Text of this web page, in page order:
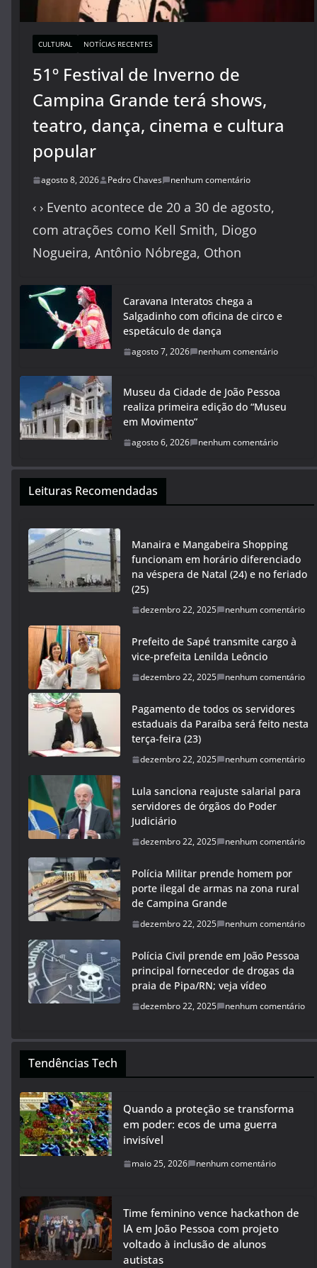
CULTURAL NOTÍCIAS RECENTES
51º Festival de Inverno de
Campina Grande terá shows,
teatro, dança, cinema e cultura
popular
agosto 8, 2026 Pedro Chaves nenhum comentário
‹ › Evento acontece de 20 a 30 de agosto,
com atrações como Kell Smith, Diogo
Nogueira, Antônio Nóbrega, Othon
Caravana Interatos chega a
Salgadinho com oficina de circo e
espetáculo de dança
agosto 7, 2026 nenhum comentário
Museu da Cidade de João Pessoa
realiza primeira edição do “Museu
em Movimento”
agosto 6, 2026 nenhum comentário
Leituras Recomendadas
Manaira e Mangabeira Shopping
funcionam em horário diferenciado
na véspera de Natal (24) e no feriado
(25)
dezembro 22, 2025 nenhum comentário
Prefeito de Sapé transmite cargo à
vice-prefeita Lenilda Leôncio
dezembro 22, 2025 nenhum comentário
Pagamento de todos os servidores
estaduais da Paraíba será feito nesta
terça-feira (23)
dezembro 22, 2025 nenhum comentário
Lula sanciona reajuste salarial para
servidores de órgãos do Poder
Judiciário
dezembro 22, 2025 nenhum comentário
Polícia Militar prende homem por
porte ilegal de armas na zona rural
de Campina Grande
dezembro 22, 2025 nenhum comentário
Polícia Civil prende em João Pessoa
principal fornecedor de drogas da
praia de Pipa/RN; veja vídeo
dezembro 22, 2025 nenhum comentário
Tendências Tech
Quando a proteção se transforma
em poder: ecos de uma guerra
invisível
maio 25, 2026 nenhum comentário
Time feminino vence hackathon de
IA em João Pessoa com projeto
voltado à inclusão de alunos
autistas